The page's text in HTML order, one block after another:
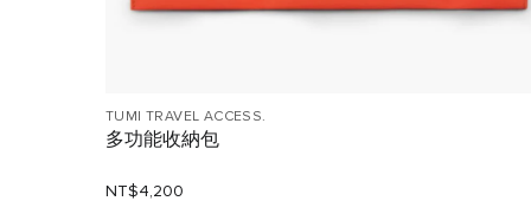
TUMI TRAVEL ACCESS.
多功能收納包
NT$4,200